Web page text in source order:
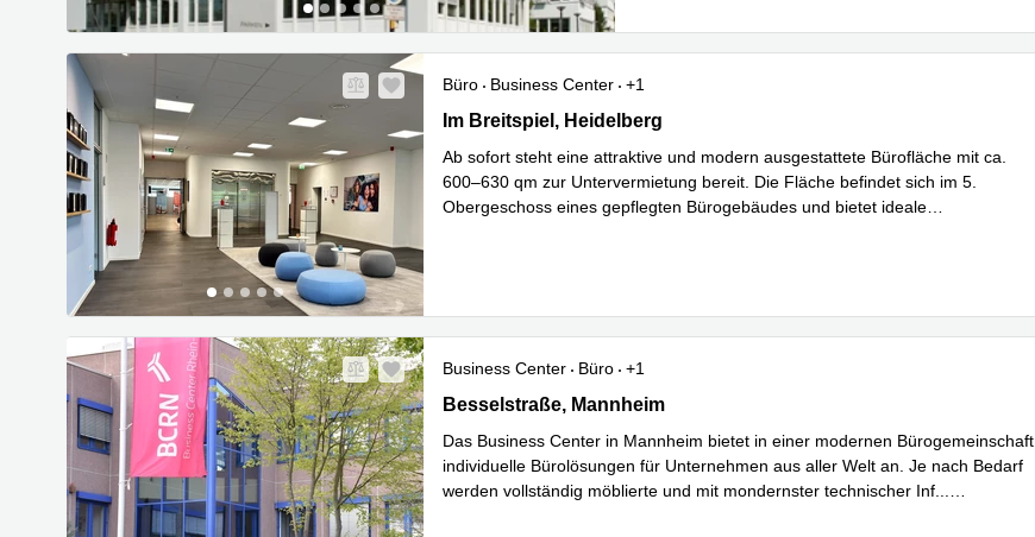
Büro Business Center
+1
Im Breitspiel 7, Heidelberg
Im Breitspiel, Heidelberg
Ab sofort steht eine attraktive und modern ausgestattete Bürofläche mit ca.
600–630 qm zur Untervermietung bereit. Die Fläche befindet sich im 5.
Obergeschoss eines gepflegten Bürogebäudes und bietet ideale
Business Center Büro
+1
Besselstraße 25, Mannheim
Besselstraße, Mannheim
Das Business Center in Mannheim bietet in einer modernen Bürogemeinschaft
individuelle Bürolösungen für Unternehmen aus aller Welt an. Je nach Bedarf
werden vollständig möblierte und mit mondernster technischer Inf